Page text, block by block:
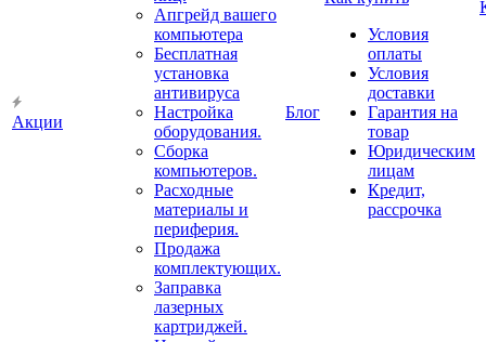
Акции
Апгрейд вашего
компьютера
Бесплатная
установка
антивируса
Настройка
оборудования.
Сборка
компьютеров.
Расходные
материалы и
периферия.
Продажа
комплектующих.
Заправка
лазерных
картриджей.
Блог
Условия
оплаты
Условия
доставки
Гарантия на
товар
Юридическим
лицам
Кредит,
рассрочка